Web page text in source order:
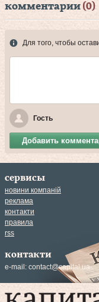
комментарии (0)
Для того, чтобы
Гость
Добавить
сервисы
новини компаній
реклама
контакти
правила
rss
контакти
e-mail: contact@capital.ua